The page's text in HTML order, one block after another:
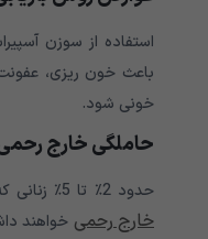
استفاده از سوزن
باعث خون ریزی،
خونی شود.
حاملگی خارج
حدود 2٪ تا 5٪ زنانی که از IVF استفاده می کنند،
خارج رحمی خواهند